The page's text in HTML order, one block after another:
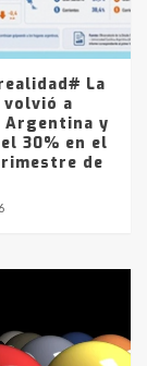
en
Axion
La
volvió a
Argentina y
30% en el
de